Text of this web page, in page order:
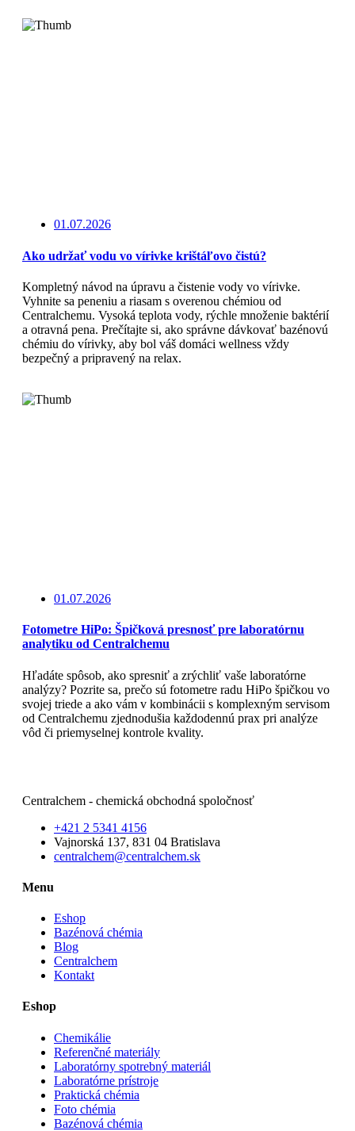
01.07.2026
Ako udržať vodu vo vírivke krištáľovo čistú?
Kompletný návod na úpravu a čistenie vody vo vírivke.
Vyhnite sa peneniu a riasam s overenou chémiou od
Centralchemu. Vysoká teplota vody, rýchle množenie baktérií
a otravná pena. Prečítajte si, ako správne dávkovať bazénovú
chémiu do vírivky, aby bol váš domáci wellness vždy
bezpečný a pripravený na relax.
01.07.2026
Fotometre HiPo: Špičková presnosť pre laboratórnu
analytiku od Centralchemu
Hľadáte spôsob, ako spresniť a zrýchliť vaše laboratórne
analýzy? Pozrite sa, prečo sú fotometre radu HiPo špičkou vo
svojej triede a ako vám v kombinácii s komplexným servisom
od Centralchemu zjednodušia každodennú prax pri analýze
vôd či priemyselnej kontrole kvality.
Centralchem - chemická obchodná spoločnosť
+421 2 5341 4156
Vajnorská 137, 831 04 Bratislava
centralchem@centralchem.sk
Menu
Eshop
Bazénová chémia
Blog
Centralchem
Kontakt
Eshop
Chemikálie
Referenčné materiály
Laboratórny spotrebný materiál
Laboratórne prístroje
Praktická chémia
Foto chémia
Bazénová chémia